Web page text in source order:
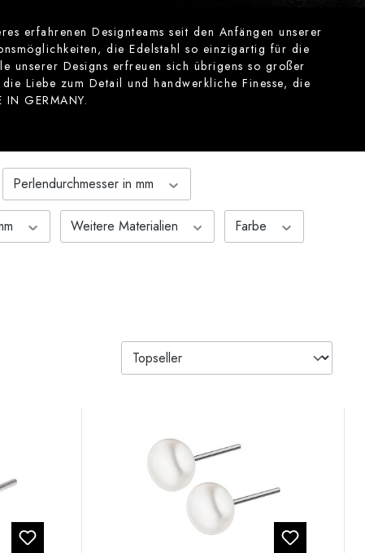
erfahrenen Designteams seit den Anfängen unserer
die Edelstahl so einzigartig für die
unserer Designs erfreuen sich übrigens so großer
Liebe zum Detail und handwerkliche Finesse, die
GERMANY.
Perlendurchmesser in mm
Weitere Materialien Farbe